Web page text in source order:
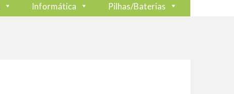
Informática Pilhas/Baterias